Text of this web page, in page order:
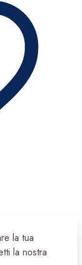
la tua
la nostra